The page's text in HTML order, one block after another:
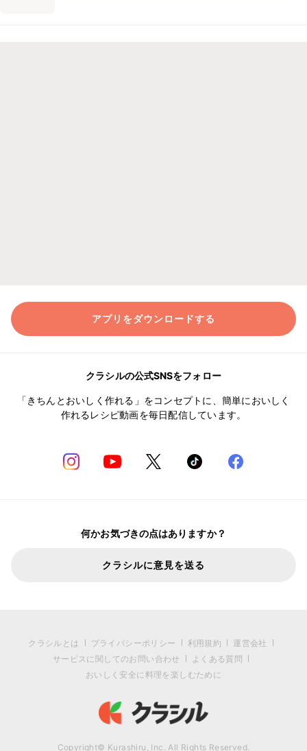
アプリをダウンロードする
クラシルの公式SNSをフォロー
「きちんとおいしく作れる」をコンセプトに、簡単においしく
作れるレシピ動画を毎日配信しています。
何かお気づきの点はありますか？
クラシルに意見を送る
クラシルとは プライバシーポリシー 利用規約
運営会社
サービスに関してのお問い合わせ
よくある質問
おいしく安全に料理を楽しむために
Copyright© Kurashiru, Inc. All Rights Reserved.